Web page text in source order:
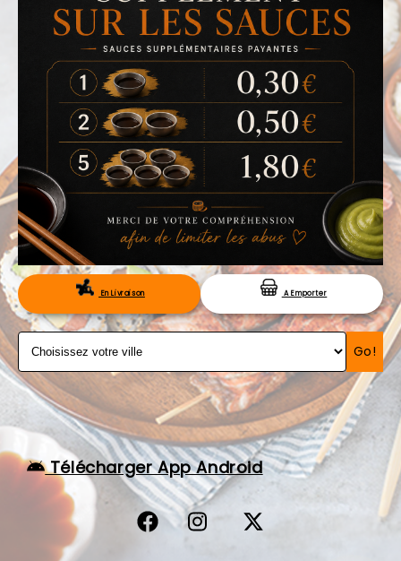
ACCUEIL
LA CARTE
VOTRE COMPTE
NOTRE RESTAURANT
VOS AVIS
MENTIONS LÉGALES
C.G.V
RÉSERVATIONEn Livraison A Emporter
Go!
Télécharger App Android